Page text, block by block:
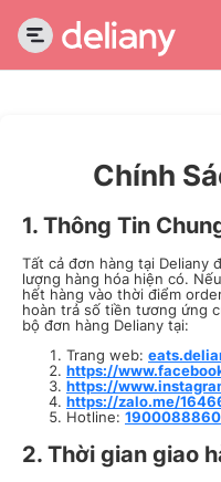
Chính
1. Thông Tin
Tất cả đơn hàng tại Deliany
lượng hàng hóa hiện có.
hết hàng vào thời điểm
hoàn trả số tiền tương ứng
bộ đơn hàng Deliany tại:
Trang web:
https://
https://
https://zalo.me/
Hotline: 1900088860
2. Thời gian giao